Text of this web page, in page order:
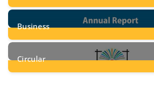
24Posts
Business
8Posts
Circular